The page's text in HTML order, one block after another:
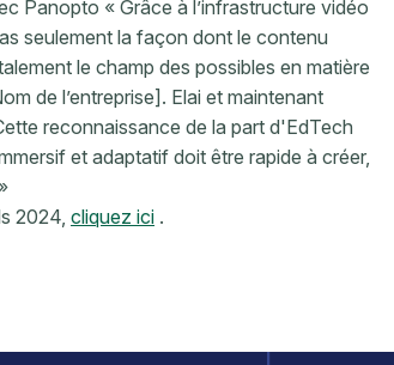
Panopto « Grâce à l’infrastructure vidéo
seulement la façon dont le contenu
le champ des possibles en matière
de l’entreprise]. Elai et maintenant
reconnaissance de la part d'EdTech
et adaptatif doit être rapide à créer,
2024, cliquez ici .